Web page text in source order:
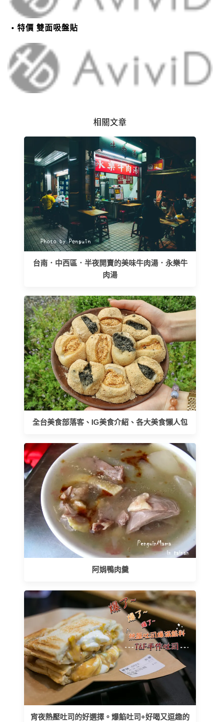
特價 雙面吸盤貼
相關文章
台南．中西區．半夜開賣的美味牛肉湯．永樂牛
肉湯
全台美食部落客、IG美食介紹、各大美食懶人包
阿娟鴨肉羹
宵夜熱壓吐司的好選擇。爆餡吐司+好喝又逗趣的